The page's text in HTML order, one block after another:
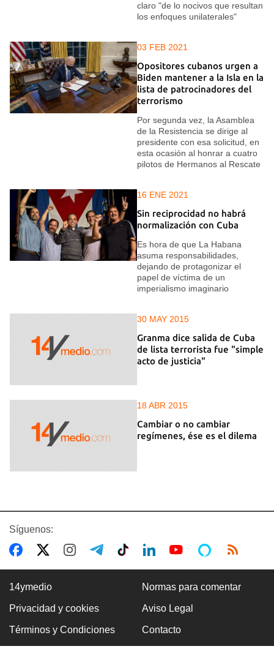
claro "de lo nocivos que resultan
los enfoques unilaterales"
03 FEB 2021
Opositores cubanos urgen a
Biden mantener a la Isla en la
lista de patrocinadores del
terrorismo
Por segunda vez, la Asamblea
de la Resistencia se dirige al
presidente con esa solicitud, en
esta ocasión al honrar a cuatro
pilotos de Hermanos al Rescate
16 ENE 2021
Sin reciprocidad no habrá
normalización con Cuba
Es hora de que La Habana
asuma responsabilidades,
dejando de protagonizar el
papel de víctima de un
imperialismo imaginario
30 MAY 2015
Granma dice salida de Cuba
de lista terrorista fue "simple
acto de justicia"
18 ABR 2015
Cambiar o no cambiar
regímenes, ése es el dilema
Síguenos:
14ymedio Normas para comentar
Privacidad y cookies Aviso Legal
Términos y Condiciones Contacto